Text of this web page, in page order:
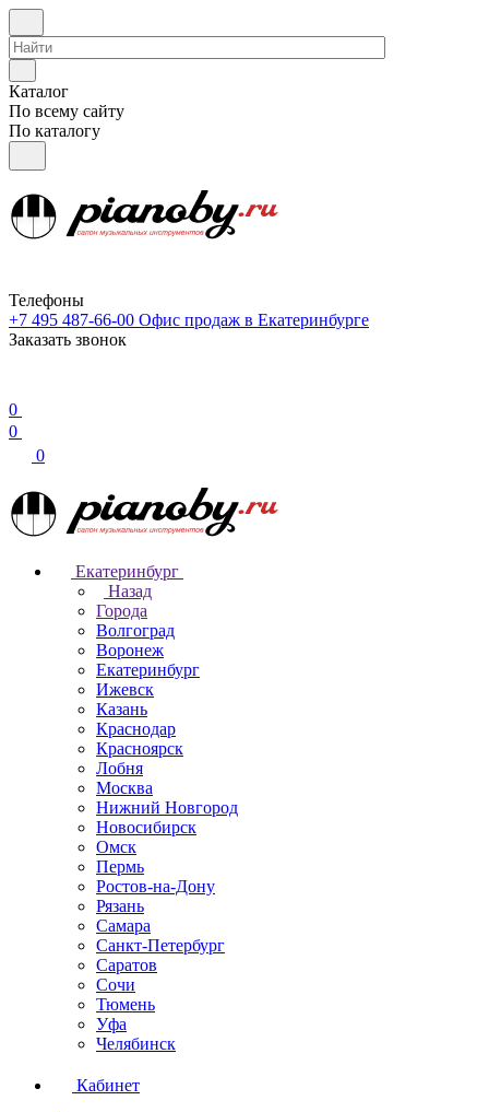
Каталог
По всему сайту
По каталогу
Телефоны
+7 495 487-66-00 Офис продаж в Екатеринбурге
Заказать звонок
0
0
0
Екатеринбург
Назад
Города
Волгоград
Воронеж
Екатеринбург
Ижевск
Казань
Краснодар
Красноярск
Лобня
Москва
Нижний Новгород
Новосибирск
Омск
Пермь
Ростов-на-Дону
Рязань
Самара
Санкт-Петербург
Саратов
Сочи
Тюмень
Уфа
Челябинск
Кабинет